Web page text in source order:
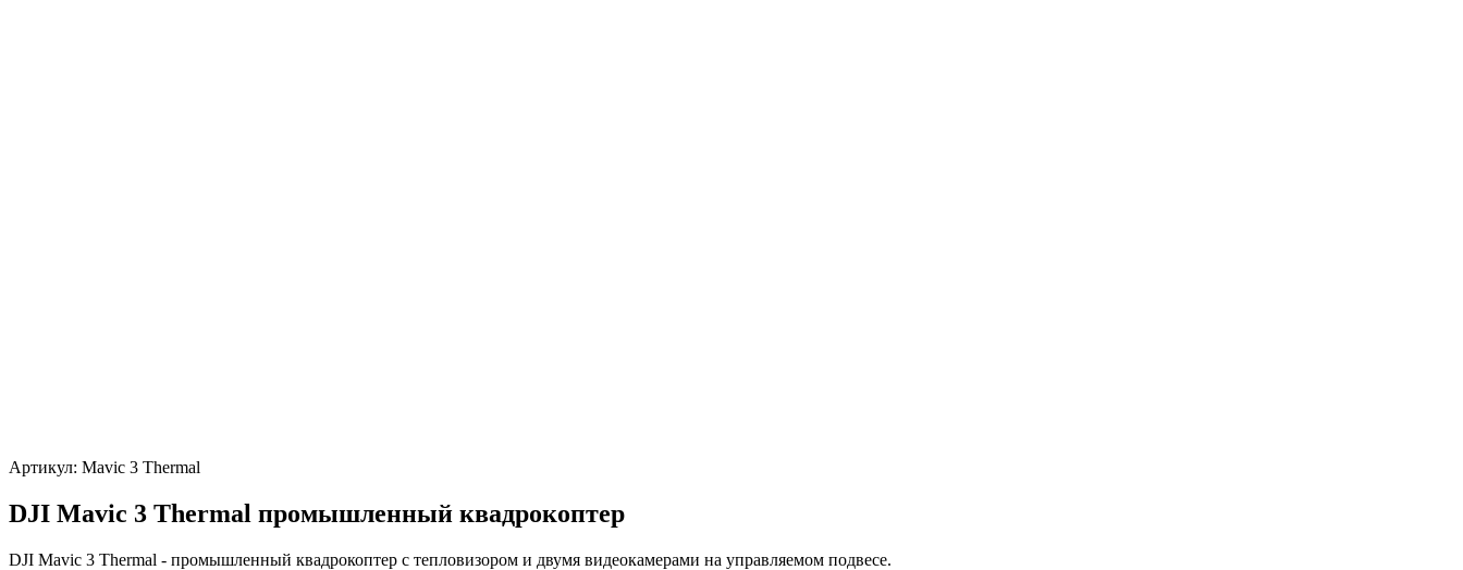
Артикул: Mavic 3 Thermal
DJI Mavic 3 Thermal промышленный квадрокоптер
DJI Mavic 3 Thermal - промышленный квадрокоптер с тепловизором и двумя видеокамерами на управляемом подвесе.